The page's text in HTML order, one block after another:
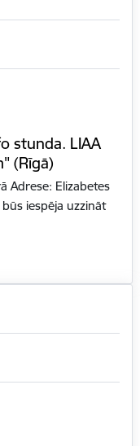
stunda. LIAA
(Rīgā)
Adrese: Elizabetes
iespēja uzzināt